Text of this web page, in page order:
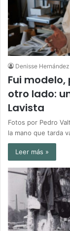
Denisse
Fui
otro lado:
Lavista
Fotos por Pedro
la mano que tarda
Leer más »